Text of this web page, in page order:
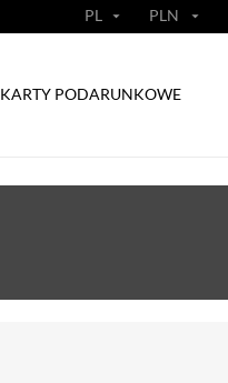
PL  PLN 
KARTY PODARUNKOWE